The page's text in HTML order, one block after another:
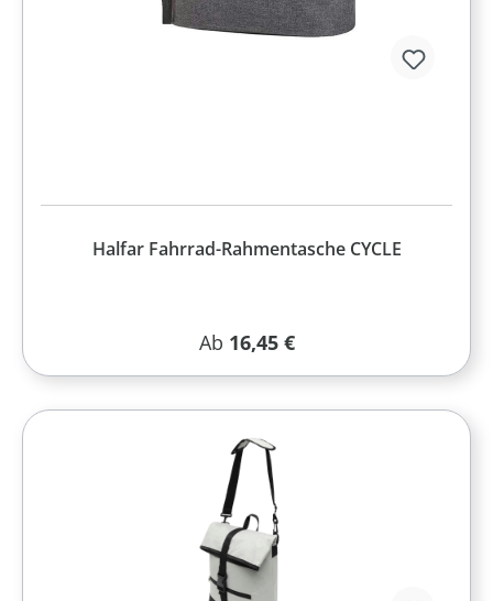
Halfar Fahrrad-Rahmentasche CYCLE
Regulärer Preis:
Ab 16,45 €